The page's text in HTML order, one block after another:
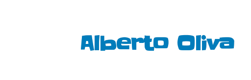
Alberto Oliva